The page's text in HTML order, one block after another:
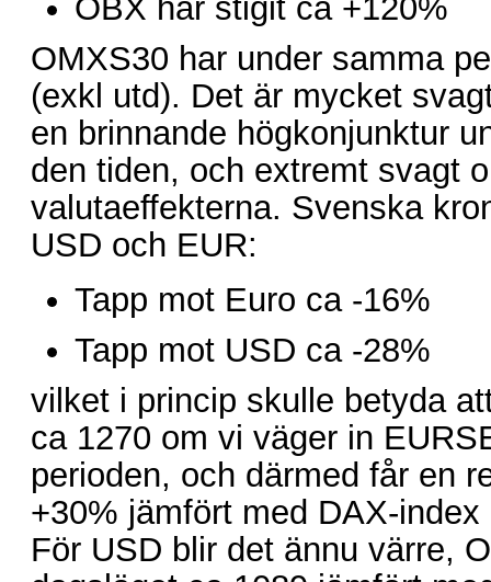
OBX har stigit ca +120%
OMXS30 har under samma
(exkl utd). Det är mycket
en brinnande högkonjunktur
den tiden, och extremt svagt
valutaeffekterna. Svenska
USD och EUR:
Tapp mot Euro ca -16%
Tapp mot USD ca -28%
vilket i princip skulle betyda
ca 1270 om vi väger in
perioden, och därmed får en
+30% jämfört med DAX-index
För USD blir det ännu värre,